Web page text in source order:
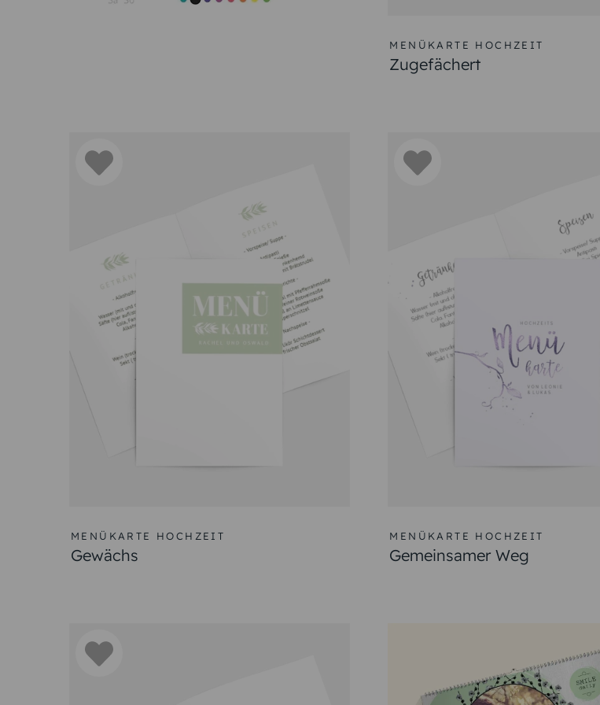
Es ist wichtig, dass Ihre Menükarten zur restlichen Papeterie Ihrer Hochzeit passen. Hier
Verwenden Sie einheitliches Papier für alle Drucksorten.
Ergänzen Sie die Menükarte um passende Elemente aus der Tischdeko.
Erstellen Sie die Getränkekarte im Design der Menükarte.
Nutzen Sie eine Designvorlage für die Menükarte, um Zeit zu sparen.
Achten Sie darauf, dass die Menükarte zum Ambiente des Restaurants passt.
Mit diesen Tipps gelingt es Ihnen, eine schöne Papeterie für Ihre Hochzeit zu gestalten, die
Gestaltung der Menükarte darauf, dass sie zum Stil Ihrer
Hochzeitseinladungen
Vorspeisen
Gebratene Gambas mit Knoblauchbutter